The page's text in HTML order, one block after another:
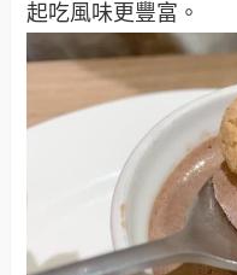
起吃風味更豐富。